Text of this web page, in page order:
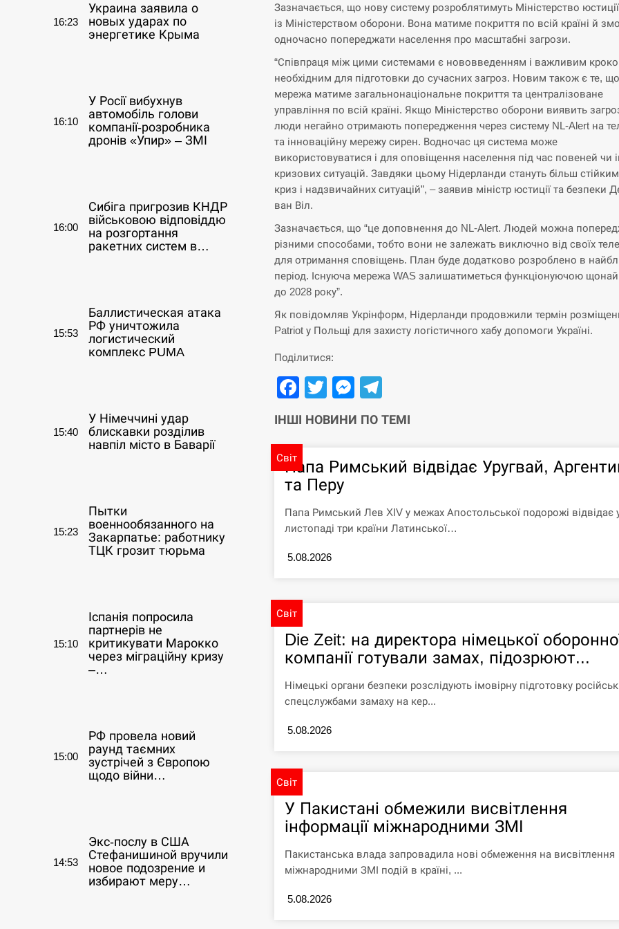
16:23
Украина заявила о
новых ударах по
энергетике Крыма
16:10
У Росії вибухнув
автомобіль голови
компанії-розробника
дронів «Упир» – ЗМІ
16:00
Сибіга пригрозив КНДР
військовою відповіддю
на розгортання
ракетних систем в…
15:53
Баллистическая атака
РФ уничтожила
логистический
комплекс PUMA
15:40
У Німеччині удар
блискавки розділив
навпіл місто в Баварії
15:23
Пытки
военнообязанного на
Закарпатье: работнику
ТЦК грозит тюрьма
15:10
Іспанія попросила
партнерів не
критикувати Марокко
через міграційну кризу
–…
15:00
РФ провела новий
раунд таємних
зустрічей з Європою
щодо війни…
14:53
Экс-послу в США
Стефанишиной вручили
новое подозрение и
избирают меру…
Зазначається, що нову систему розроблятимуть Міністерство
із Міністерством оборони. Вона матиме покриття по всій країні й
одночасно попереджати населення про масштабні загрози.
“Співпраця між цими системами є нововведенням і важливим
необхідним для підготовки до сучасних загроз. Новим також є те, що
мережа матиме загальнонаціональне покриття та централізоване
управління по всій країні. Якщо Міністерство оборони виявить
люди негайно отримають попередження через систему NL-Alert на
та інноваційну мережу сирен. Водночас ця система може
використовуватися і для оповіщення населення під час повеней чи
кризових ситуацій. Завдяки цьому Нідерланди стануть більш
криз і надзвичайних ситуацій”, – заявив міністр юстиції та безпеки
ван Віл.
Зазначається, що “це доповнення до NL-Alert. Людей можна
різними способами, тобто вони не залежать виключно від своїх
для отримання сповіщень. План буде додатково розроблено в
період. Існуюча мережа WAS залишатиметься функціонуючою
до 2028 року”.
Як повідомляв Укрінформ, Нідерланди продовжили термін
Patriot у Польщі для захисту логістичного хабу допомоги Україні.
Поділитися:
Facebook
TwitterMessenger
ІНШІ НОВИНИ ПО ТЕМІ
Світ
Папа Римський відвідає Уругвай,
та Перу
Папа Римський Лев XIV у межах Апостольської подорожі відвідає
листопаді три країни Латинської…
5.08.2026
Світ
Die Zeit: на директора німецької
компанії готували замах, підозрюют...
Німецькі органи безпеки розслідують імовірну підготовку
спецслужбами замаху на кер...
5.08.2026
Світ
У Пакистані обмежили висвітлення
інформації міжнародними ЗМІ
Пакистанська влада запровадила нові обмеження на висвітлення
міжнародними ЗМІ подій в країні, ...
5.08.2026